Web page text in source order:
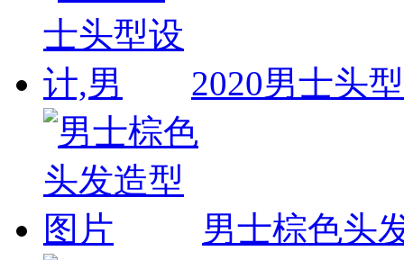
2020男士头
男士棕色头